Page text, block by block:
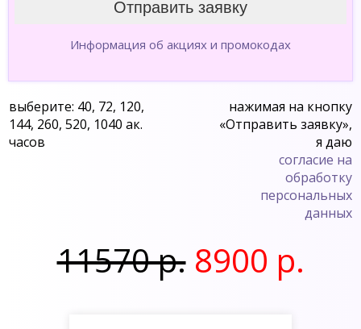
Информация об акциях и промокодах
выберите: 40, 72, 120,
144, 260, 520, 1040 ак.
часов
нажимая на кнопку
«Отправить заявку»,
я даю
согласие на
обработку
персональных
данных
11570 р. 8900 р.